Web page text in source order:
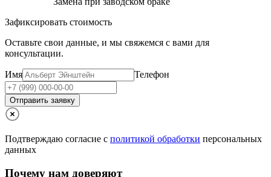
Зафиксировать стоимость
Оставьте свои данные, и мы свяжемся с вами для
консультации.
Имя Телефон
Отправить заявку
Подтверждаю согласие с политикой обработки персональных
данных
Почему нам доверяют